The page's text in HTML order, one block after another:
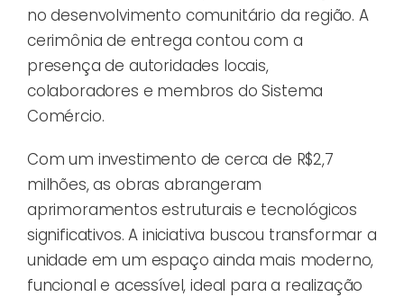
no desenvolvimento comunitário da região. A
cerimônia de entrega contou com a
presença de autoridades locais,
colaboradores e membros do Sistema
Comércio.
Com um investimento de cerca de R$2,7
milhões, as obras abrangeram
aprimoramentos estruturais e tecnológicos
significativos. A iniciativa buscou transformar a
unidade em um espaço ainda mais moderno,
funcional e acessível, ideal para a realização